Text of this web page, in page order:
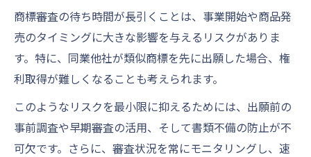
商標審査の待ち時間が長引くことは、事業開始や商品発
売のタイミングに大きな影響を与えるリスクがありま
す。特に、同業他社が類似商標を先に出願した場合、権
利取得が難しくなることも考えられます。
このようなリスクを最小限に抑えるためには、出願前の
事前調査や早期審査の活用、そして書類不備の防止が不
可欠です。さらに、審査状況を常にモニタリングし、速